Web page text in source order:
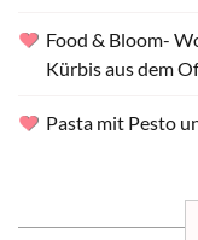
Food & Bloom-
Kürbis aus dem
Pasta mit Pesto